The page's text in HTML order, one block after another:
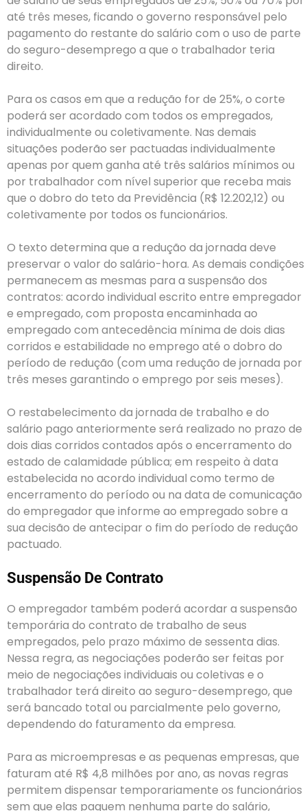
até três meses, ficando o governo responsável pelo
pagamento do restante do salário com o uso de parte
do seguro-desemprego a que o trabalhador teria
direito.
Para os casos em que a redução for de 25%, o corte
poderá ser acordado com todos os empregados,
individualmente ou coletivamente. Nas demais
situações poderão ser pactuadas individualmente
apenas por quem ganha até três salários mínimos ou
por trabalhador com nível superior que receba mais
que o dobro do teto da Previdência (R$ 12.202,12) ou
coletivamente por todos os funcionários.
O texto determina que a redução da jornada deve
preservar o valor do salário-hora. As demais condições
permanecem as mesmas para a suspensão dos
contratos: acordo individual escrito entre empregador
e empregado, com proposta encaminhada ao
empregado com antecedência mínima de dois dias
corridos e estabilidade no emprego até o dobro do
período de redução (com uma redução de jornada por
três meses garantindo o emprego por seis meses).
O restabelecimento da jornada de trabalho e do
salário pago anteriormente será realizado no prazo de
dois dias corridos contados após o encerramento do
estado de calamidade pública; em respeito à data
estabelecida no acordo individual como termo de
encerramento do período ou na data de comunicação
do empregador que informe ao empregado sobre a
sua decisão de antecipar o fim do período de redução
pactuado.
Suspensão De Contrato
O empregador também poderá acordar a suspensão
temporária do contrato de trabalho de seus
empregados, pelo prazo máximo de sessenta dias.
Nessa regra, as negociações poderão ser feitas por
meio de negociações individuais ou coletivas e o
trabalhador terá direito ao seguro-desemprego, que
será bancado total ou parcialmente pelo governo,
dependendo do faturamento da empresa.
Para as microempresas e as pequenas empresas, que
faturam até R$ 4,8 milhões por ano, as novas regras
permitem dispensar temporariamente os funcionários
sem que elas paguem nenhuma parte do salário,